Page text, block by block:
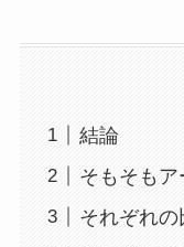
結論
そもそもア
それぞれの